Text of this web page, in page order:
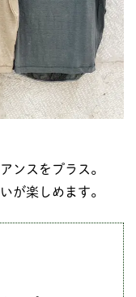
ンスをプラス。
が楽しめます。